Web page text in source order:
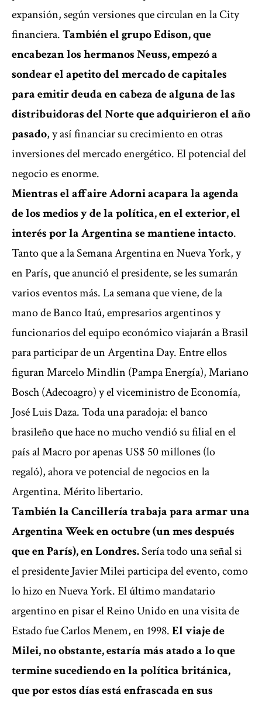
expansión, según versiones que circulan en la City
financiera.También el grupo Edison, que
encabezan los hermanos Neuss, empezó a
sondear el apetito del mercado de capitales
para emitir deuda en cabeza de alguna de las
distribuidoras del Norte que adquirieron el año
pasado, y así financiar su crecimiento en otras
inversiones del mercado energético. El potencial del
negocio es enorme.
Mientras el affaire Adorni acapara la agenda
de los medios y de la política, en el exterior, el
interés por la Argentina se mantiene intacto.
Tanto que a la Semana Argentina en Nueva York, y
en París, que anunció el presidente, se les sumarán
varios eventos más. La semana que viene, de la
mano de Banco Itaú, empresarios argentinos y
funcionarios del equipo económico viajarán a Brasil
para participar de un Argentina Day. Entre ellos
figuran Marcelo Mindlin (Pampa Energía), Mariano
Bosch (Adecoagro) y el viceministro de Economía,
José Luis Daza. Toda una paradoja: el banco
brasileño que hace no mucho vendió su filial en el
país al Macro por apenas US$ 50 millones (lo
regaló), ahora ve potencial de negocios en la
Argentina. Mérito libertario.
También la Cancillería trabaja para armar una
Argentina Week en octubre (un mes después
que en París), en Londres.Sería todo una señal si
el presidente Javier Milei participa del evento, como
lo hizo en Nueva York. El último mandatario
argentino en pisar el Reino Unido en una visita de
Estado fue Carlos Menem, en 1998.El viaje de
Milei, no obstante, estaría más atado a lo que
termine sucediendo en la política británica,
que por estos días está enfrascada en sus